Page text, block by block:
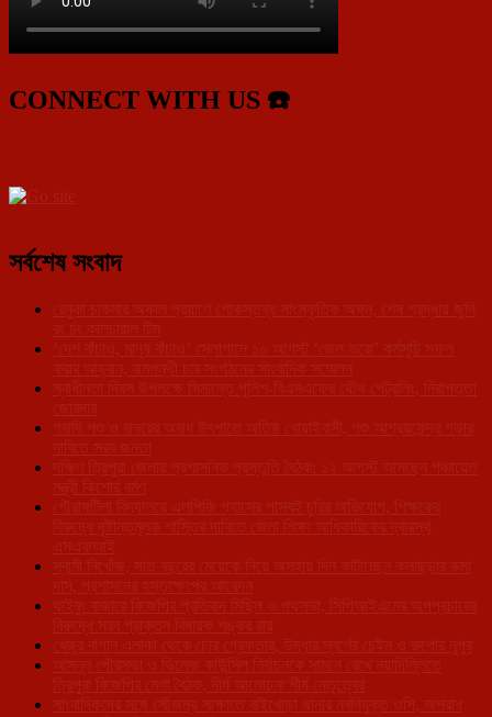
CONNECT WITH US ☎️
সর্বশেষ সংবাদ
রেনুকা চাকমার অকাল প্রয়াণে শোকস্তব্ধ সাংস্কৃতিক অঙ্গন, শেষ শ্রদ্ধায় জুনি
রং ঢং কালচারাল টিম
‘দেশ বাঁচাও, মানুষ বাঁচাও’ স্লোগানে ১০ আগস্ট ‘জেল ভরো’ কর্মসূচি সফল
করার আহ্বান, বামপন্থী চার সংগঠনের সাংবাদিক সম্মেলন
স্বাধীনতা দিবস উপলক্ষে সিমান্তে পুলিশ-বিএসএফের যৌথ পেট্রলিং, নিরাপত্তা
জোরদার
গবাদি পশু ও বানরের অবাধ উৎপাতে অতিষ্ঠ খোয়াইবাসী, পশু আশ্রয়কেন্দ্র গড়ার
দাবিতে সরব জনতা
দক্ষিণ ত্রিপুরা জেলায় প্রশাসনিক প্রস্তুতি বৈঠক: ১২ আগস্ট আসছেন পঞ্চায়েত
মন্ত্রী কিশোর বর্মণ
গৌরাঙ্গটিলা বিদ্যালয়ে এলপিজি গ্যাসের পাসবই চুরির অভিযোগ, শিক্ষকের
বিরুদ্ধে দৃষ্টান্তমূলক শাস্তির দাবিতে জেলা শিক্ষা আধিকারিকের দ্বারস্থ
এসএফআই
স্বামী নিখোঁজ, সাত বছরের মেয়েকে নিয়ে অসহায় দিন কাটাচ্ছেন কলাছড়ার রুমা
দাস, প্রশাসনের হস্তক্ষেপের আবেদন
থাইবুং বাজারে বিজেপির প্রতিবাদ মিছিল ও পথসভা, সিপিআইএমের অপপ্রচারের
বিরুদ্ধে সরব প্রাক্তন বিধায়ক শঙ্কর রায়
খেজুর বাগান এলাকা থেকে চোর গ্রেফতার, উদ্ধার স্বর্ণের চেইন ও রুপোর নূপুর
আসন্ন পৌরসভা ও ভিলেজ কাউন্সিল নির্বাচনকে সামনে রেখে নয়াদিল্লিতে
ত্রিপুরা বিজেপির মেগা বৈঠক, দীর্ঘ আলোচনা শীর্ষ নেতৃত্বের
সাংবাদিকদের সঙ্গে সৌজন্য সাক্ষাতে বাইখোড়া থানার নবনিযুক্ত ওসি, অপরাধ